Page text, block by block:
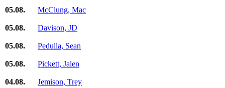
05.08. McClung, Mac
05.08. Davison, JD
05.08. Pedulla, Sean
05.08. Pickett, Jalen
04.08. Jemison, Trey